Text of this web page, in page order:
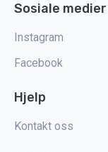
Sosiale medier
Instagram
Facebook
Hjelp
Kontakt oss